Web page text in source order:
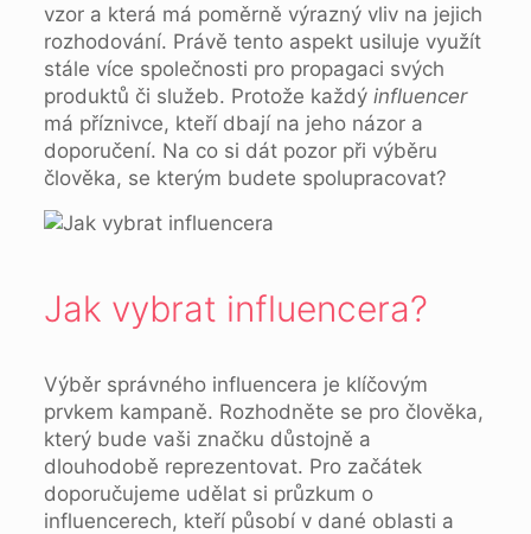
vzor a která má poměrně výrazný vliv na jejich
rozhodování. Právě tento aspekt usiluje využít
stále více společnosti pro propagaci svých
produktů či služeb. Protože každý influencer
má příznivce, kteří dbají na jeho názor a
doporučení. Na co si dát pozor při výběru
člověka, se kterým budete spolupracovat?
Jak vybrat influencera?
Výběr správného influencera je klíčovým
prvkem kampaně. Rozhodněte se pro člověka,
který bude vaši značku důstojně a
dlouhodobě reprezentovat. Pro začátek
doporučujeme udělat si průzkum o
influencerech, kteří působí v dané oblasti a